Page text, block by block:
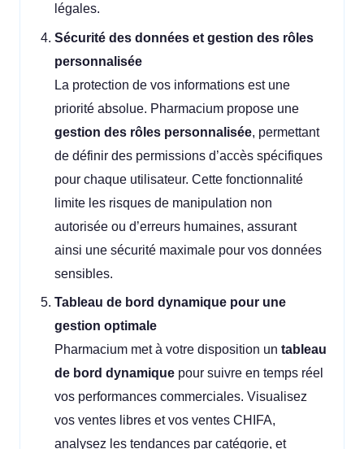
légales.
Sécurité des données et gestion des rôles
personnalisée
La protection de vos informations est une
priorité absolue. Pharmacium propose une
gestion des rôles personnalisée, permettant
de définir des permissions d’accès spécifiques
pour chaque utilisateur. Cette fonctionnalité
limite les risques de manipulation non
autorisée ou d’erreurs humaines, assurant
ainsi une sécurité maximale pour vos données
sensibles.
Tableau de bord dynamique pour une
gestion optimale
Pharmacium met à votre disposition untableau
de bord dynamique pour suivre en temps réel
vos performances commerciales. Visualisez
vos ventes libres et vos ventes CHIFA,
analysez les tendances par catégorie, et